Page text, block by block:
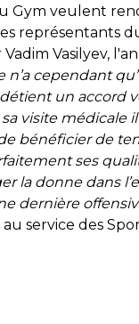
Gym veulent
représentants
Vasilyev,
n’a cependant
détient un accord
visite médicale
de bénéficier de
ses
la donne dans
dernière
service des